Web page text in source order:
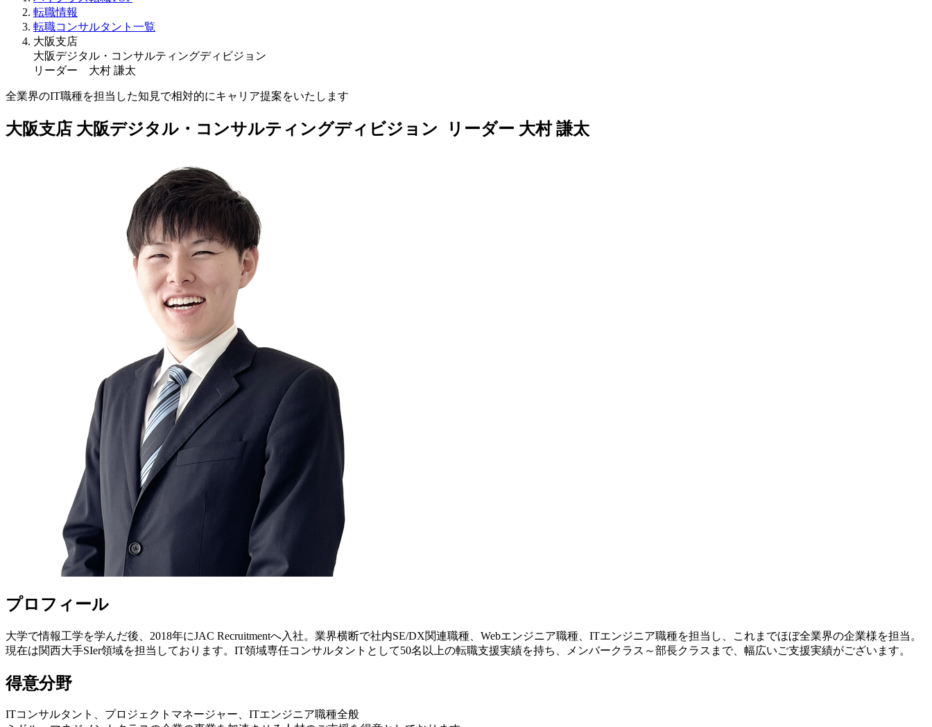
転職情報
転職コンサルタント一覧
大阪支店
大阪デジタル・コンサルティングディビジョン
リーダー 大村 謙太
全業界のIT職種を担当した知見で相対的にキャリア提案をいたします
大阪支店 大阪デジタル・コンサルティングディビジョン リーダー 大村 謙太
プロフィール
大学で情報工学を学んだ後、2018年にJAC Recruitmentへ入社。業界横断で社内SE/DX関連職種、Webエンジニア職種、ITエンジニア職種を担当し、これまでほぼ全業界の企業様を担当。
現在は関西大手SIer領域を担当しております。IT領域専任コンサルタントとして50名以上の転職支援実績を持ち、メンバークラス～部長クラスまで、幅広いご支援実績がございます。
得意分野
ITコンサルタント、プロジェクトマネージャー、ITエンジニア職種全般